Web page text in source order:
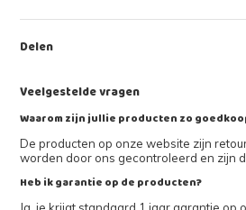
Delen
Veelgestelde vragen
Waarom zijn jullie producten zo
De producten op onze website zijn
worden door ons gecontroleerd en zijn
Heb ik garantie op de producten?
Ja, je krijgt standaard 1 jaar garantie op